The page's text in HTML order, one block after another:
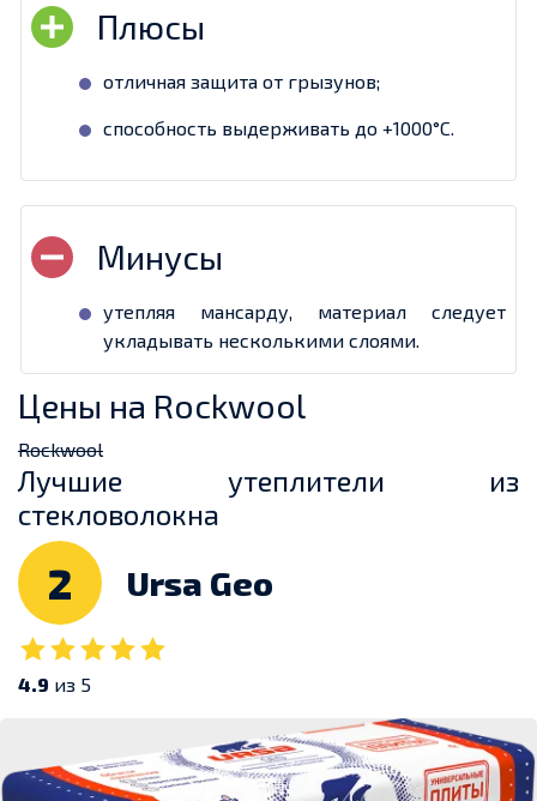
отличная защита от грызунов;
способность выдерживать до +1000°С.
утепляя мансарду, материал следует
укладывать несколькими слоями.
Цены на Rockwool
Rockwool
Лучшие утеплители из
стекловолокна
2 Ursa Geo
4.9 из 5